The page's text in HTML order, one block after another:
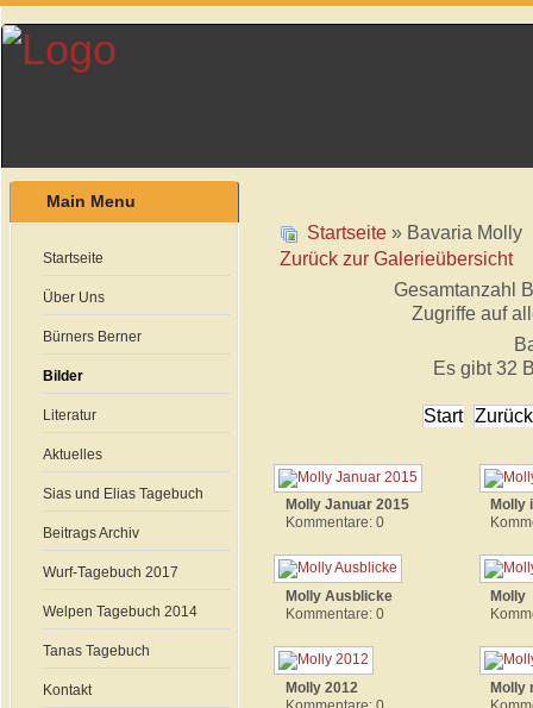
Main Menu
Startseite
Über Uns
Bürners Berner
Bilder
Literatur
Aktuelles
Sias und Elias Tagebuch
Beitrags Archiv
Wurf-Tagebuch 2017
Welpen Tagebuch 2014
Tanas Tagebuch
Kontakt
Startseite » Bavaria Molly
Zurück zur Galerieübersicht
Gesamtanzahl
Zugriffe auf
Es gibt 32
Start Zurück
Molly Januar 2015
Kommentare: 0
Molly
Molly Ausblicke
Kommentare: 0
Molly
Molly 2012
Molly